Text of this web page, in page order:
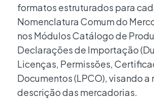
formatos estruturados para
Nomenclatura Comum do
nos Módulos Catálogo de
Declarações de Importação
Licenças, Permissões,
Documentos (LPCO), visando a
descrição das mercadorias.